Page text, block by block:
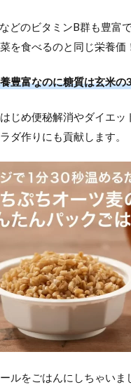
どのビタミンB群も豊富
を食べるのと同じ栄養価
豊富なのに糖質は玄米の
じめ便秘解消やダイエッ
ダ作りにも貢献します。
ルをごはんにしちゃいま